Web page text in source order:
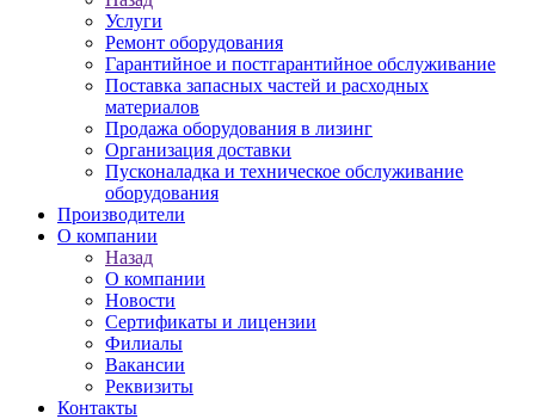
Услуги
Ремонт оборудования
Гарантийное и постгарантийное обслуживание
Поставка запасных частей и расходных
материалов
Продажа оборудования в лизинг
Организация доставки
Пусконаладка и техническое обслуживание
оборудования
Производители
О компании
Назад
О компании
Новости
Сертификаты и лицензии
Филиалы
Вакансии
Реквизиты
Контакты